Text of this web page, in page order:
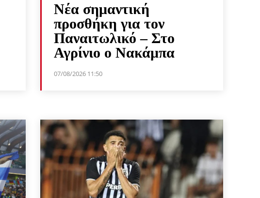
Νέα σημαντική
προσθήκη για τον
Παναιτωλικό – Στο
Αγρίνιο ο Νακάμπα
07/08/2026 11:50